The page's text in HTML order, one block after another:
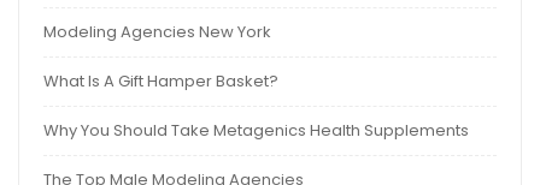
Modeling Agencies New York
What Is A Gift Hamper Basket?
Why You Should Take Metagenics Health Supplements
The Top Male Modeling Agencies